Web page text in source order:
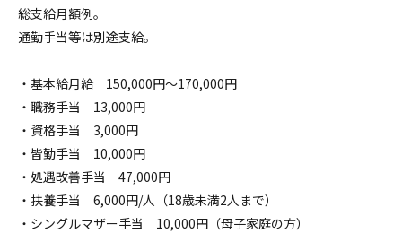
総支給月額例。
通勤手当等は別途支給。
・基本給月給 150,000円～170,000円
・職務手当 13,000円
・資格手当 3,000円
・皆勤手当 10,000円
・処遇改善手当 47,000円
・扶養手当 6,000円/人（18歳未満2人まで）
・シングルマザー手当 10,000円（母子家庭の方）